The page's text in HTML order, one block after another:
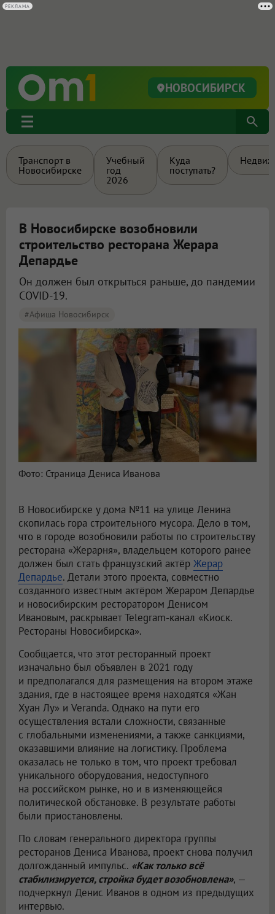
НОВОСИБИРСК
Транспорт в
Новосибирске
Учебный
год
2026
Куда
поступать?
В Новосибирске возобновили
строительство ресторана Жерара
Депардье
Он должен был открыться раньше, до пандемии
COVID-19.
#Афиша Новосибирск
Фото: Страница Дениса Иванова
В Новосибирске у дома №11 на улице Ленина
скопилась гора строительного мусора. Дело в том,
что в городе возобновили работы по строительству
ресторана «Жерарня», владельцем которого ранее
должен был стать французский актёр Жерар
Депардье. Детали этого проекта, совместно
созданного известным актёром Жераром Депардье
и новосибирским ресторатором Денисом
Ивановым, раскрывает Telegram-канал «Киоск.
Рестораны Новосибирска».
Сообщается, что этот ресторанный проект
изначально был объявлен в 2021 году
и предполагался для размещения на втором этаже
здания, где в настоящее время находятся «Жан
Хуан Лу» и Veranda. Однако на пути его
осуществления встали сложности, связанные
с глобальными изменениями, а также санкциями,
оказавшими влияние на логистику. Проблема
оказалась не только в том, что проект требовал
уникального оборудования, недоступного
на российском рынке, но и в изменяющейся
политической обстановке. В результате работы
были приостановлены.
По словам генерального директора группы
ресторанов Дениса Иванова, проект снова получил
долгожданный импульс. «Как только всё
стабилизируется, стройка будет возобновлена», —
подчеркнул Денис Иванов в одном из предыдущих
интервью.